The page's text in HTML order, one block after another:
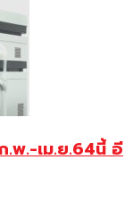
.พ.-เม.ย.64นี้ อี